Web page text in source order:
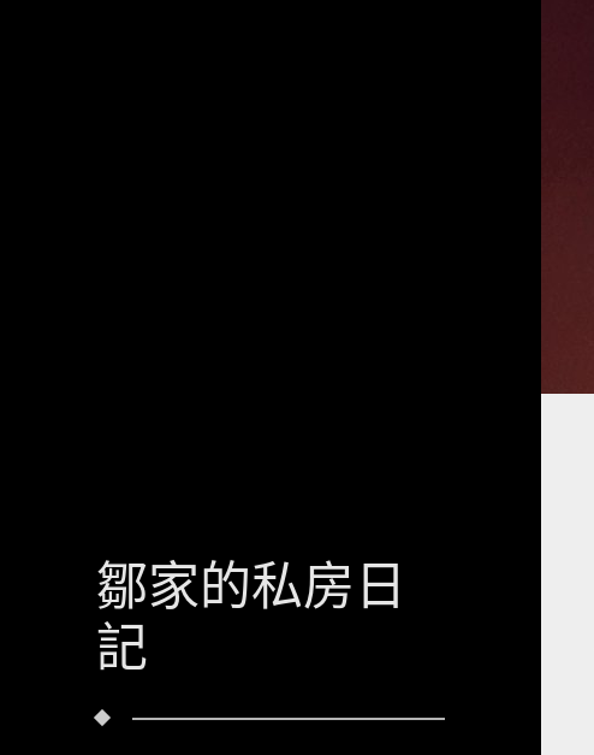
鄒家的私房日
記